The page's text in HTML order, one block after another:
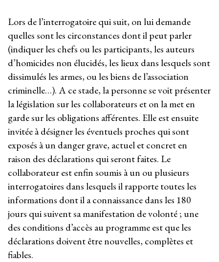
Lors de l’interrogatoire qui suit, on lui demande
quelles sont les circonstances dont il peut parler
(indiquer les chefs ou les participants, les auteurs
d’homicides non élucidés, les lieux dans lesquels sont
dissimulés les armes, ou les biens de l’association
criminelle…). A ce stade, la personne se voit présenter
la législation sur les collaborateurs et on la met en
garde sur les obligations afférentes. Elle est ensuite
invitée à désigner les éventuels proches qui sont
exposés à un danger grave, actuel et concret en
raison des déclarations qui seront faites. Le
collaborateur est enfin soumis à un ou plusieurs
interrogatoires dans lesquels il rapporte toutes les
informations dont il a connaissance dans les 180
jours qui suivent sa manifestation de volonté ; une
des conditions d’accès au programme est que les
déclarations doivent être nouvelles, complètes et
fiables.